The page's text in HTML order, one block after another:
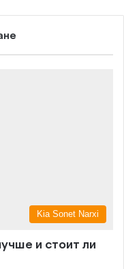
Kia Sonet Narxi
и стоит ли